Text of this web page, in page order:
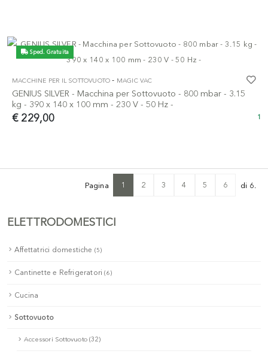
ELETTRODOMESTICI
Affettatrici domestiche (5)
Cantinette e Refrigeratori(6)
Cucina
Sottovuoto
Accessori Sottovuoto (32)
Sped. Gratuita
MACCHINE PER IL SOTTOVUOTO - MAGIC VAC
GENIUS SILVER - Macchina per Sottovuoto - 800 mbar - 3.15
kg - 390 x 140 x 100 mm - 230 V - 50 Hz -
€ 229,00 1
Pagina 1 2 3 4 5 6 di 6.